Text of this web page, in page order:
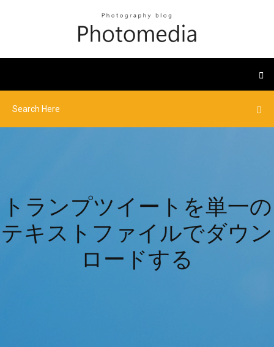
トランプツイートを単一の
テキストファイルでダウン
ロードする